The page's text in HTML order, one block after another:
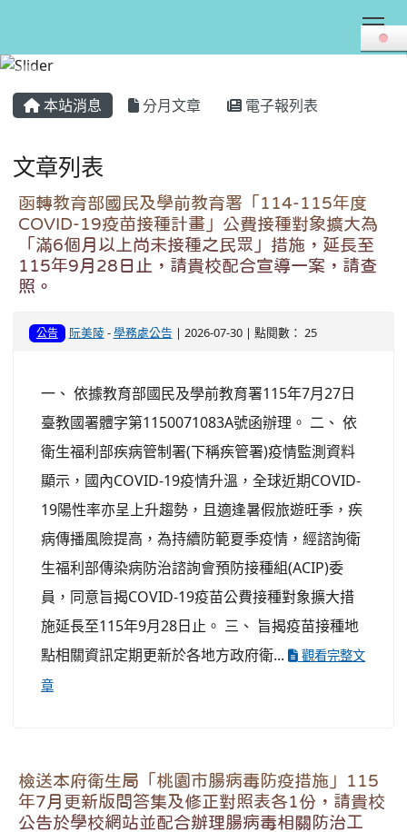
本站消息 分月文章 電子報列表
文章列表
函轉教育部國民及學前教育署「114-115年度
COVID-19疫苗接種計畫」公費接種對象擴大為
「滿6個月以上尚未接種之民眾」措施，延長至
115年9月28日止，請貴校配合宣導一案，請查
照。
公告 阮美陵-學務處公告 | 2026-07-30 | 點閱數： 25
一、 依據教育部國民及學前教育署115年7月27日
臺教國署體字第1150071083A號函辦理。 二、 依
衛生福利部疾病管制署(下稱疾管署)疫情監測資料
顯示，國內COVID-19疫情升溫，全球近期COVID-
19陽性率亦呈上升趨勢，且適逢暑假旅遊旺季，疾
病傳播風險提高，為持續防範夏季疫情，經諮詢衛
生福利部傳染病防治諮詢會預防接種組(ACIP)委
員，同意旨揭COVID-19疫苗公費接種對象擴大措
施延長至115年9月28日止。 三、 旨揭疫苗接種地
點相關資訊定期更新於各地方政府衛...
觀看完整文
章
檢送本府衛生局「桃園市腸病毒防疫措施」115
年7月更新版問答集及修正對照表各1份，請貴校
公告於學校網站並配合辦理腸病毒相關防治工